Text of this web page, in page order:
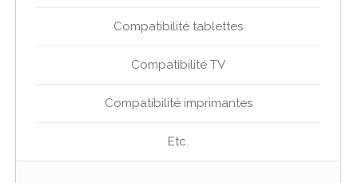
Compatibilité tablettes
Compatibilité TV
Compatibilité imprimantes
Etc.